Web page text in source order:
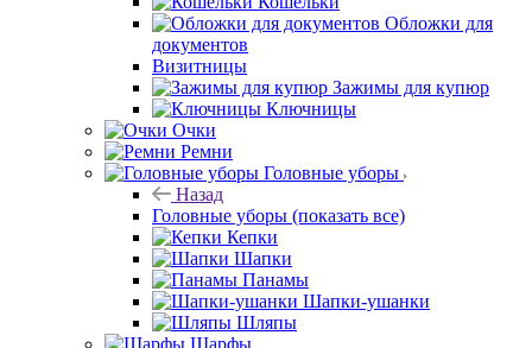
Обложки для
документов
Визитницы
Зажимы для купюр
Ключницы
Очки
Ремни
Головные уборы
Назад
Головные уборы (показать все)
Кепки
Шапки
Панамы
Шапки-ушанки
Шляпы
Шарфы